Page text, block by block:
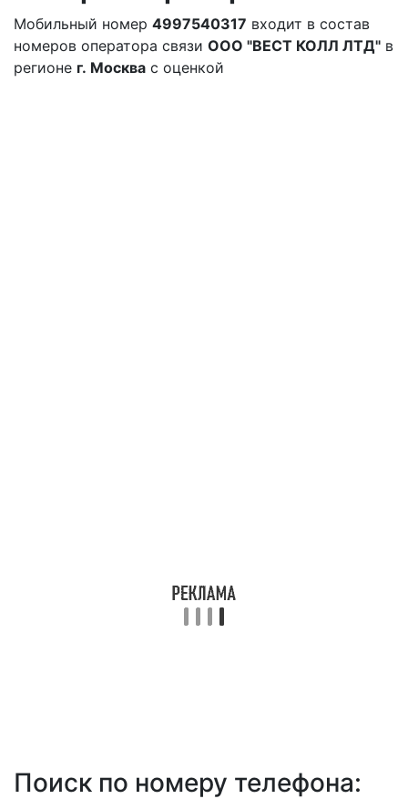
Мобильный номер 4997540317 входит в состав
номеров оператора связи ООО "ВЕСТ КОЛЛ ЛТД" в
регионе г. Москва с оценкой
Поиск по номеру телефона: